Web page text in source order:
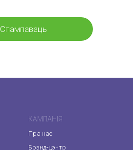
Спампаваць
КАМПАНІЯ
Пра нас
Брэнд-цэнтр